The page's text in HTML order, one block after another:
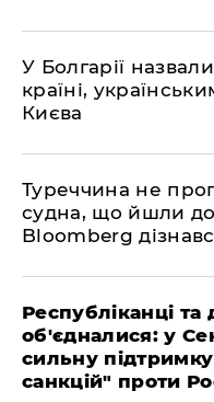
У Болгарії
країні,
Києва
Туреччина не
судна, що йшли до
Bloomberg
Республіканці та
об'єдналися: у
сильну
санкцій" проти